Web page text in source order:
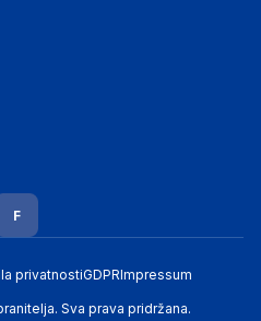
F
privatnostiGDPRImpressum
Sva prava pridržana.